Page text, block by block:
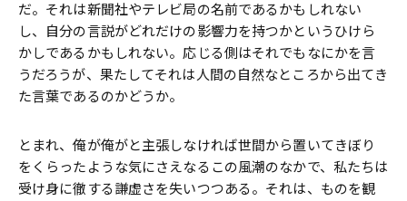
だ。それは新聞社やテレビ局の名前であるかもしれない
し、自分の言説がどれだけの影響力を持つかというひけら
かしであるかもしれない。応じる側はそれでもなにかを言
うだろうが、果たしてそれは人間の自然なところから出てき
た言葉であるのかどうか。
とまれ、俺が俺がと主張しなければ世間から置いてきぼり
をくらったような気にさえなるこの風潮のなかで、私たちは
受け身に徹する謙虚さを失いつつある。それは、ものを観